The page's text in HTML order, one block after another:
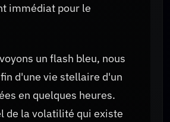
immédiat pour le
un flash bleu, nous
d'une vie stellaire d'un
en quelques heures.
de la volatilité qui existe